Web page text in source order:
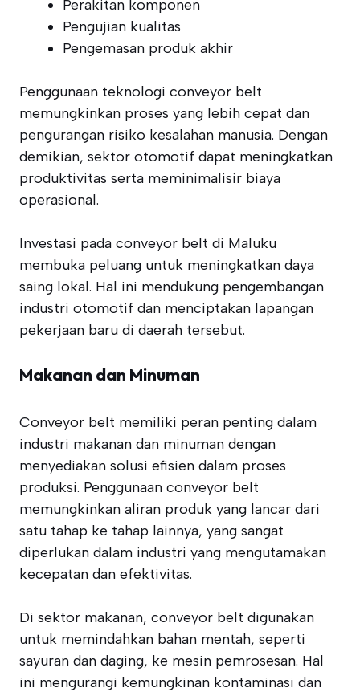
Perakitan komponen
Pengujian kualitas
Pengemasan produk akhir
Penggunaan teknologi conveyor belt
memungkinkan proses yang lebih cepat dan
pengurangan risiko kesalahan manusia. Dengan
demikian, sektor otomotif dapat meningkatkan
produktivitas serta meminimalisir biaya
operasional.
Investasi pada conveyor belt di Maluku
membuka peluang untuk meningkatkan daya
saing lokal. Hal ini mendukung pengembangan
industri otomotif dan menciptakan lapangan
pekerjaan baru di daerah tersebut.
Makanan dan Minuman
Conveyor belt memiliki peran penting dalam
industri makanan dan minuman dengan
menyediakan solusi efisien dalam proses
produksi. Penggunaan conveyor belt
memungkinkan aliran produk yang lancar dari
satu tahap ke tahap lainnya, yang sangat
diperlukan dalam industri yang mengutamakan
kecepatan dan efektivitas.
Di sektor makanan, conveyor belt digunakan
untuk memindahkan bahan mentah, seperti
sayuran dan daging, ke mesin pemrosesan. Hal
ini mengurangi kemungkinan kontaminasi dan